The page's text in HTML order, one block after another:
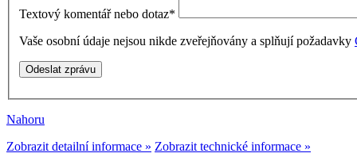
Textový komentář nebo dotaz*
Vaše osobní údaje nejsou nikde zveřejňovány a splňují požadavky
Nahoru
Zobrazit detailní informace » Zobrazit technické informace »